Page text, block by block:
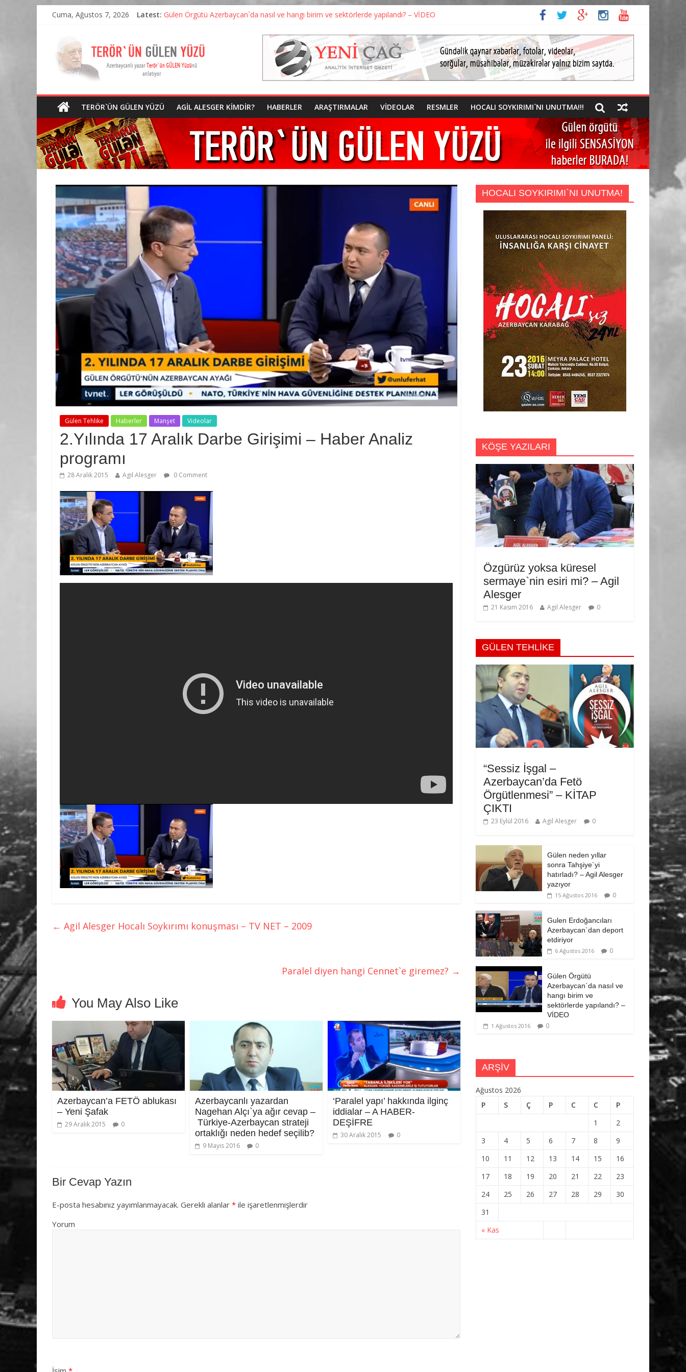
Cuma, Ağustos 7, 2026 Latest: Gülen Örgütü Azerbaycan`da nasıl ve hangı birim ve sektörlerde yapılandı? – VİDEO
“Sessiz İşgal – Azerbaycan’da Fetö Örgütlenmesi” – KİTAP ÇIKTI
Gülen neden yıllar sonra Tahşiye`yi hatırladı? – Agil Alesger yazıyor
Gulen Erdoğancıları Azerbaycan`dan deport etdiriyor
TERÖR`ÜN GÜLEN YÜZÜ AGIL ALESGER KIMDIR? HABERLER ARAŞTIRMALAR VIDEOLAR RESMLER HOCALI SOYKIRIMI`NI UNUTMA!!!
Gülen Tehlike Haberler Manşet Videolar
2.Yılında 17 Aralık Darbe Girişimi – Haber Analiz
programı
28 Aralık 2015 Agil Alesger 0 Comment
← Agil Alesger Hocalı Soykırımı konuşması – TV NET – 2009
Paralel diyen hangi Cennet`e giremez? →
You May Also Like
Azerbaycan’a FETÖ ablukası
– Yeni Şafak
29 Aralık 2015 0
Azerbaycanlı yazardan
Nagehan Alçı`ya ağır cevap –
Türkiye-Azerbaycan strateji
ortaklığı neden hedef seçilib?
9 Mayıs 2016 0
‘Paralel yapı’ hakkında ilginç
iddialar – A HABER-
DEŞİFRE
30 Aralık 2015 0
Bir Cevap Yazın
E-posta hesabınız yayımlanmayacak. Gerekli alanlar * ile işaretlenmişlerdir
Yorum
HOCALI SOYKIRIMI`NI UNUTMA!
KÖŞE YAZILARI
Özgürüz yoksa küresel
sermaye`nin esiri mi? – Agil
Alesger
21 Kasım 2016 Agil Alesger 0
GÜLEN TEHLİKE
“Sessiz İşgal –
Azerbaycan’da Fetö
Örgütlenmesi” – KİTAP
ÇIKTI
23 Eylül 2016 Agil Alesger 0
Gülen neden yıllar
sonra Tahşiye`yi
hatırladı? – Agil Alesger
yazıyor
15 Ağustos 2016 0
Gulen Erdoğancıları
Azerbaycan`dan deport
etdiriyor
6 Ağustos 2016 0
Gülen Örgütü
Azerbaycan`da nasıl ve
hangı birim ve
sektörlerde yapılandı? –
VİDEO
1 Ağustos 2016 0
ARŞİV
Ağustos 2026
P
S Ç P C C P
« Kas
1
2
3
4 5 6 7 8
9
10
11 12 13 14 15
16
17
18 19 20 21 22
23
24
25 26 27 28 29
30
31